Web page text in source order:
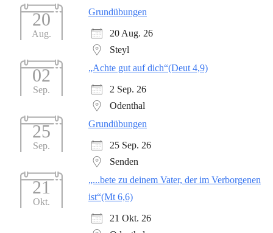
20
Aug.
Grundübungen
20 Aug. 26
Steyl
02
Sep.
„Achte gut auf dich“(Deut 4,9)
2 Sep. 26
Odenthal
25
Sep.
Grundübungen
25 Sep. 26
Senden
21
Okt.
„...bete zu deinem Vater, der im Verborgenen
ist“(Mt 6,6)
21 Okt. 26